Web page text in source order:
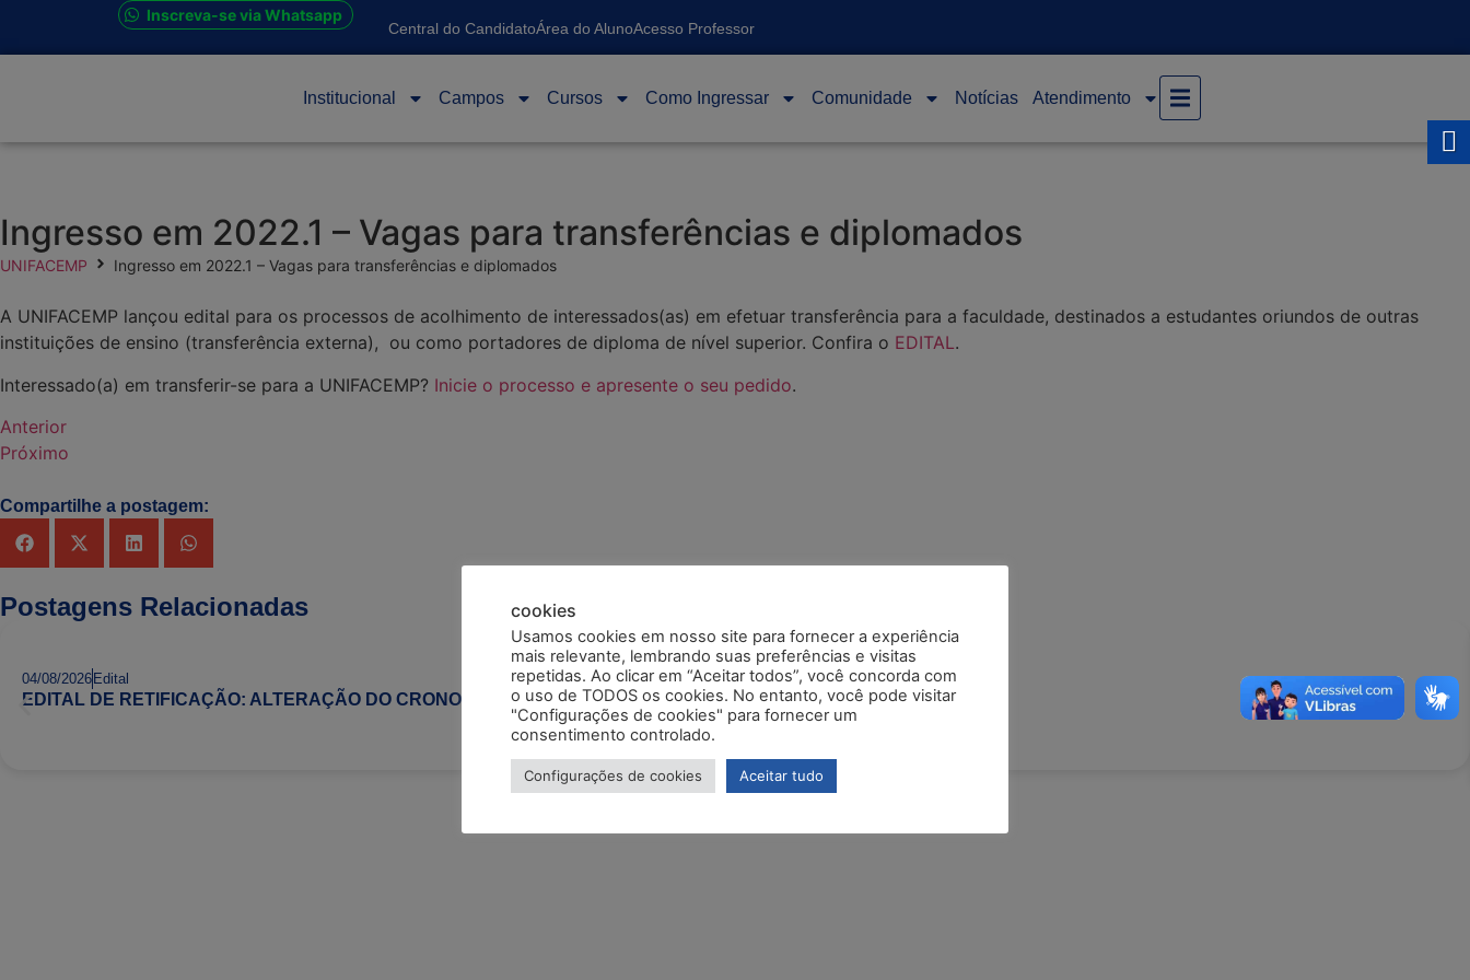
Inscreva-se via Whatsapp
Central do CandidatoÁrea do AlunoAcesso Professor
Institucional Campos Cursos Como Ingressar Comunidade Notícias Atendimento
Ingresso em 2022.1 – Vagas para transferências e diplomados
UNIFACEMP Ingresso em 2022.1 – Vagas para transferências e diplomados
A UNIFACEMP lançou edital para os processos de acolhimento de interessados(as) em efetuar transferência para a faculdade, destinados a estudantes oriundos de outras
instituições de ensino (transferência externa), ou como portadores de diploma de nível superior. Confira o EDITAL.
Interessado(a) em transferir-se para a UNIFACEMP? Inicie o processo e apresente o seu pedido.
Anterior
Próximo
Compartilhe a postagem:
Postagens Relacionadas
04/08/2026 Edital
EDITAL DE RETIFICAÇÃO: ALTERAÇÃO DO CRONOGRAMA DOS RESULTADOS
cookies
Usamos cookies em nosso site para fornecer a experiência
mais relevante, lembrando suas preferências e visitas
repetidas. Ao clicar em “Aceitar todos”, você concorda com
o uso de TODOS os cookies. No entanto, você pode visitar
"Configurações de cookies" para fornecer um
consentimento controlado.
Configurações de cookies Aceitar tudo